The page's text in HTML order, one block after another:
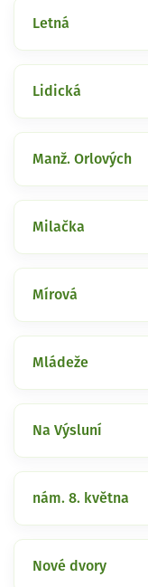
Letná
Lidická
Manž. Orlových
Milačka
Mírová
Mládeže
Na Výsluní
nám. 8. května
Nové dvory